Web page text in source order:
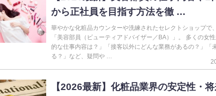
から正社員を目指す方法を徹 …
華やかな化粧品カウンターや洗練されたセレクトショップで
「美容部員（ビューティアドバイザー／BA）」。 多くの女
的な仕事内容は？」「接客以外にどんな業務があるの？」「
る？」など、疑問や …
【2026最新】化粧品業界の安定性・